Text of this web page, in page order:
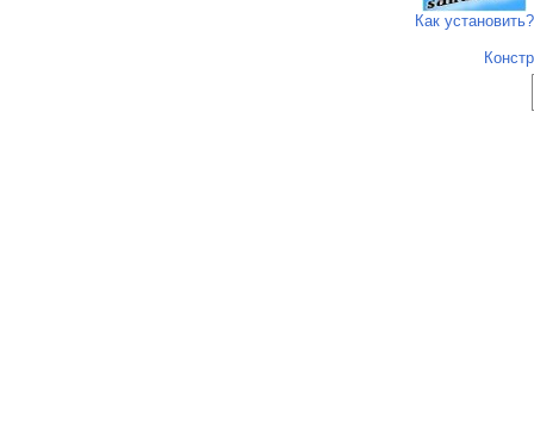
Как установить?